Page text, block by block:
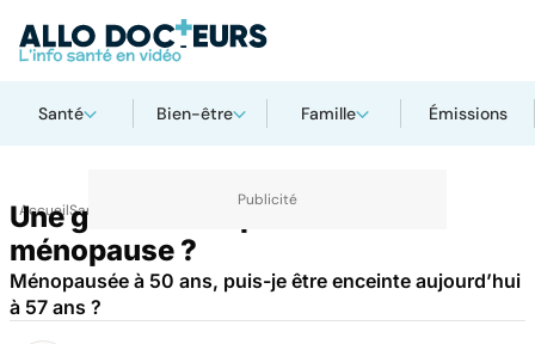
Santé Bien-être Famille Émissions
AccueilSanté
Une grossesse après la
ménopause ?
Ménopausée à 50 ans, puis-je être enceinte aujourd’hui
à 57 ans ?